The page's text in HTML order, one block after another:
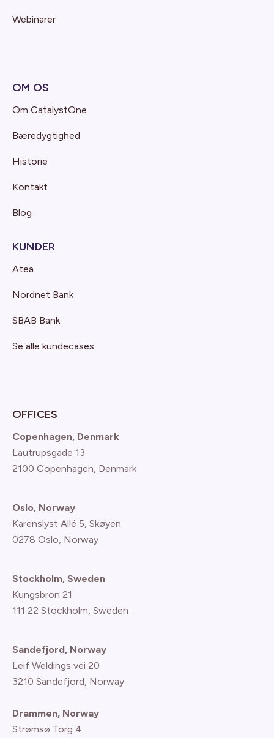
Webinarer
OM OS
Om CatalystOne
Bæredygtighed
Historie
Kontakt
Blog
KUNDER
Atea
Nordnet Bank
SBAB Bank
Se alle kundecases
OFFICES
Copenhagen, Denmark
Lautrupsgade 13
2100 Copenhagen, Denmark
Oslo, Norway
Karenslyst Allé 5, Skøyen
0278 Oslo, Norway
Stockholm, Sweden
Kungsbron 21
111 22 Stockholm, Sweden
Sandefjord, Norway
Leif Weldings vei 20
3210 Sandefjord, Norway
Drammen, Norway
Strømsø Torg 4